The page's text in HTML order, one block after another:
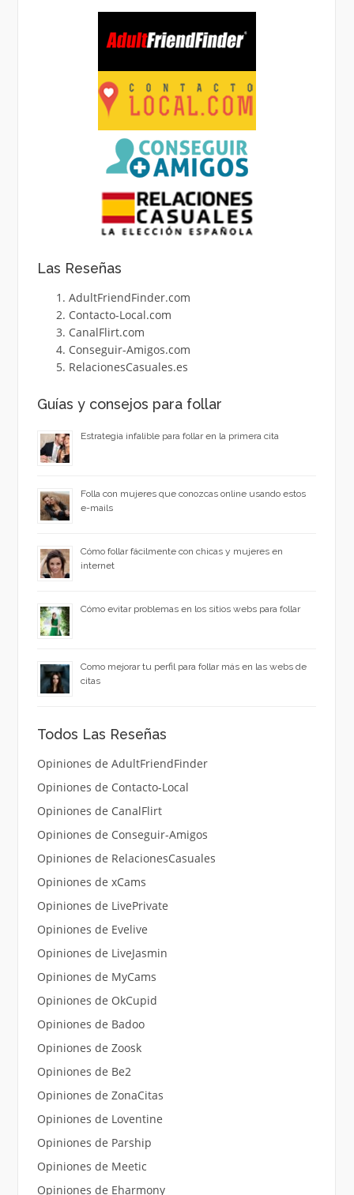
Las Reseñas
AdultFriendFinder.com
Contacto-Local.com
CanalFlirt.com
Conseguir-Amigos.com
RelacionesCasuales.es
Guías y consejos para follar
Estrategia infalible para follar en la primera cita
Folla con mujeres que conozcas online usando estos
e-mails
Cómo follar fácilmente con chicas y mujeres en
internet
Cómo evitar problemas en los sitios webs para follar
Como mejorar tu perfil para follar más en las webs de
citas
Todos Las Reseñas
Opiniones de AdultFriendFinder
Opiniones de Contacto-Local
Opiniones de CanalFlirt
Opiniones de Conseguir-Amigos
Opiniones de RelacionesCasuales
Opiniones de xCams
Opiniones de LivePrivate
Opiniones de Evelive
Opiniones de LiveJasmin
Opiniones de MyCams
Opiniones de OkCupid
Opiniones de Badoo
Opiniones de Zoosk
Opiniones de Be2
Opiniones de ZonaCitas
Opiniones de Loventine
Opiniones de Parship
Opiniones de Meetic
Opiniones de Eharmony